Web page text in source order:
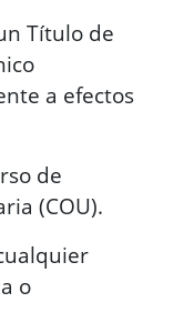
Título de
a efectos
de
(COU).
o